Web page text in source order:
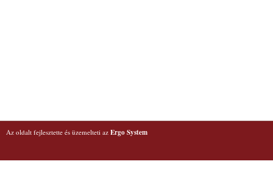
Az oldalt fejlesztette és üzemelteti az Ergo System